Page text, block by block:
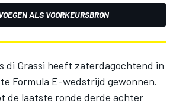
ALS VOORKEURSBRON
di Grassi heeft zaterdagochtend in
Formula E-wedstrijd gewonnen.
de laatste ronde derde achter